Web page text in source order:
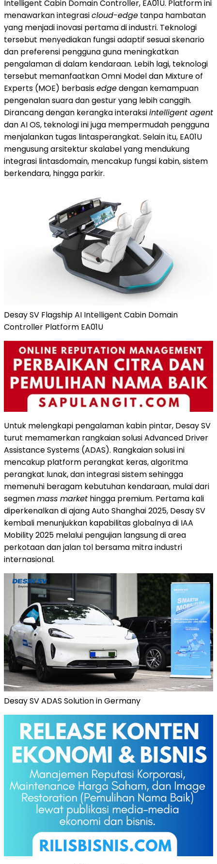
Intelligent Cabin Domain Controller, EA01U. Platform ini
menawarkan integrasicloud-edge tanpa hambatan
yang menjadi inovasi pertama di industri. Teknologi
tersebut menyediakan fungsi adaptif sesuai skenario
dan preferensi pengguna guna meningkatkan
pengalaman di dalam kendaraan. Lebih lagi, teknologi
tersebut memanfaatkan Omni Model dan Mixture of
Experts (MOE) berbasisedgedengan kemampuan
pengenalan suara dan gestur yang lebih canggih.
Dirancang dengan kerangka interaksiintelligent agent
dan AI OS, teknologi ini juga mempermudah pengguna
menjalankan tugas lintasperangkat. Selain itu, EA01U
mengusung arsitektur skalabel yang mendukung
integrasi lintasdomain, mencakup fungsi kabin, sistem
berkendara, hingga parkir.
Desay SV Flagship AI Intelligent Cabin Domain
Controller Platform EA01U
Untuk melengkapi pengalaman kabin pintar, Desay SV
turut memamerkan rangkaian solusi Advanced Driver
Assistance Systems (ADAS). Rangkaian solusi ini
mencakup platform perangkat keras, algoritma
perangkat lunak, dan integrasi sistem sehingga
memenuhi beragam kebutuhan kendaraan, mulai dari
segmenmass market hingga premium. Pertama kali
diperkenalkan di ajang Auto Shanghai 2025, Desay SV
kembali menunjukkan kapabilitas globalnya di IAA
Mobility 2025 melalui pengujian langsung di area
perkotaan dan jalan tol bersama mitra industri
internasional.
Desay SV ADAS Solution in Germany